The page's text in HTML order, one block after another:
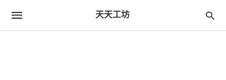
天天工坊